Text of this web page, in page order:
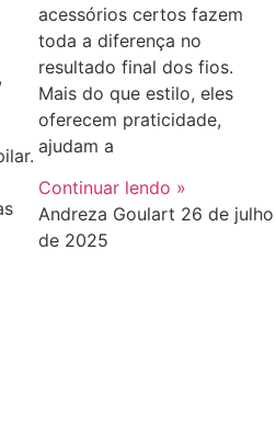
acessórios certos fazem
toda a diferença no
resultado final dos fios.
Mais do que estilo, eles
oferecem praticidade,
ajudam a
Continuar lendo »
Andreza Goulart 26 de julho
de 2025